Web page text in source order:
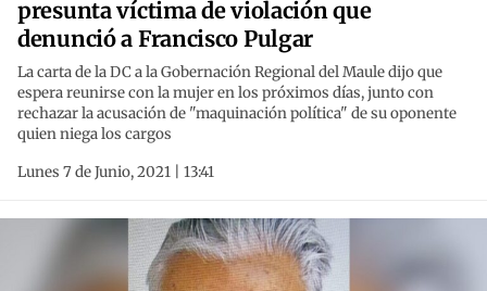
presunta víctima de violación que
denunció a Francisco Pulgar
La carta de la DC a la Gobernación Regional del Maule dijo que
espera reunirse con la mujer en los próximos días, junto con
rechazar la acusación de "maquinación política" de su oponente
quien niega los cargos
Lunes 7 de Junio, 2021 | 13:41